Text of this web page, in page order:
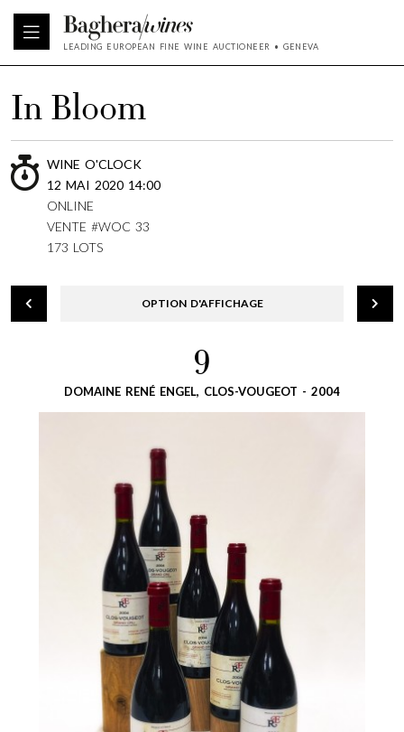
LEADING EUROPEAN FINE WINE AUCTIONEER • GENEVA
In Bloom
WINE O'CLOCK
12 MAI 2020 14:00
ONLINE
VENTE #WOC 33
173 LOTS
OPTION D'AFFICHAGE
9
DOMAINE RENÉ ENGEL, CLOS-VOUGEOT - 2004